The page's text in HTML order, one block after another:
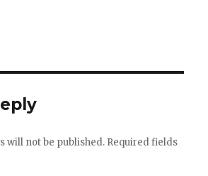
will not be published. Required fields